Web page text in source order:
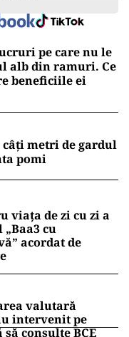
pe care nu le
alb din ramuri. Ce
beneficiile ei
metri de gardul
pomi
viața de zi cu zi a
cu
acordat de
valutară
intervenit pe
consulte BCE